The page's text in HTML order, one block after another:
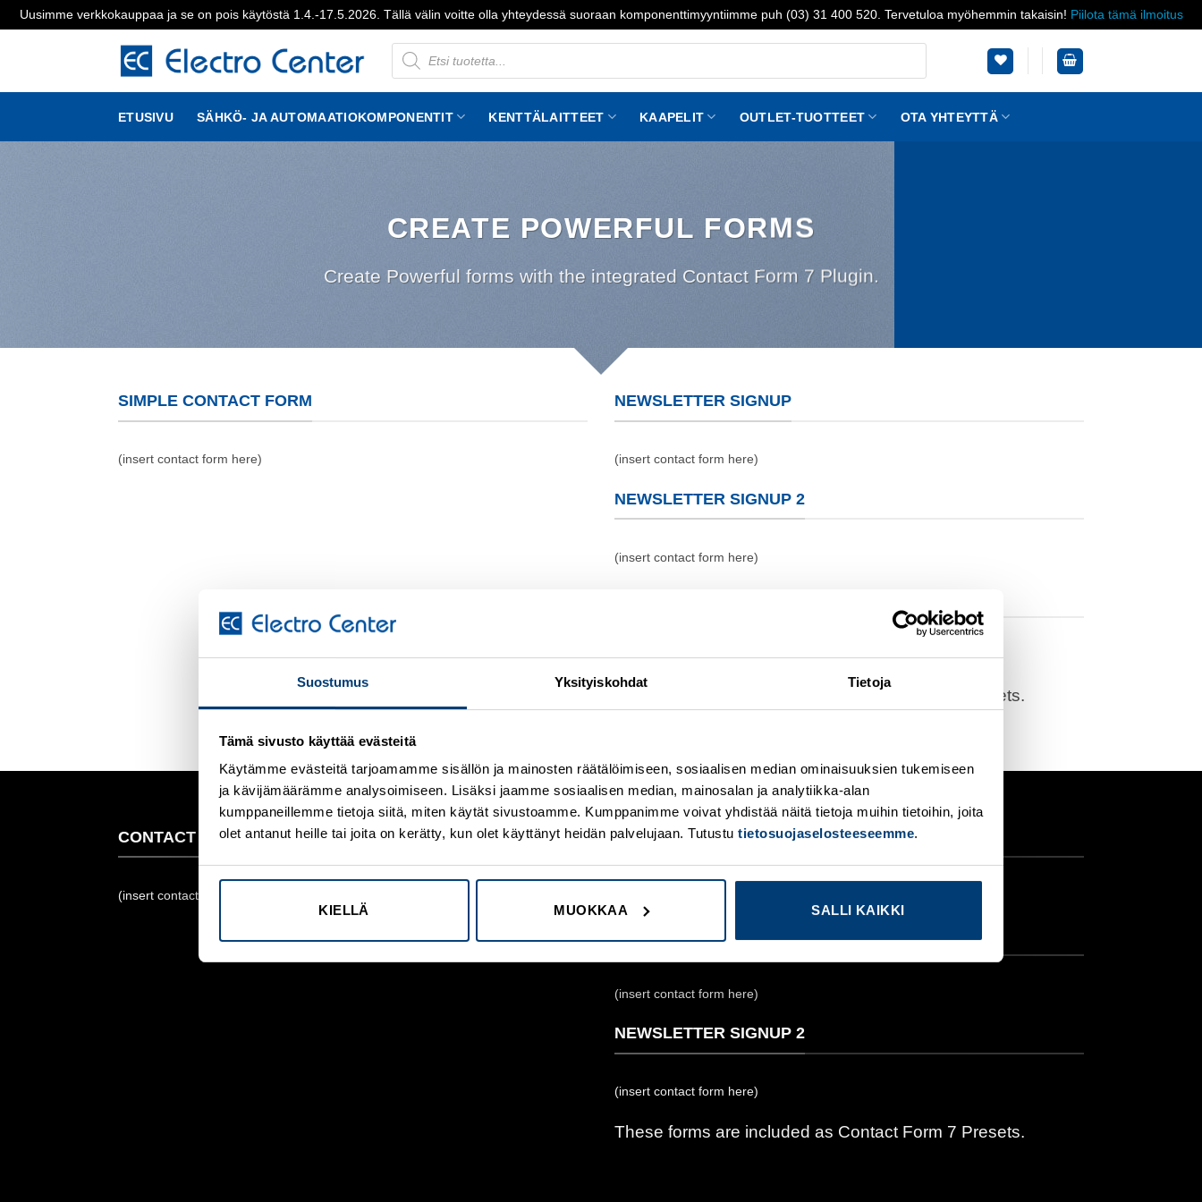
Suostumus Yksityiskohdat Tietoja
Tämä sivusto käyttää evästeitä
Käytämme evästeitä tarjoamamme sisällön ja mainosten räätälöimiseen, sosiaalisen median ominaisuuksien tukemiseen
ja kävijämäärämme analysoimiseen. Lisäksi jaamme sosiaalisen median, mainosalan ja analytiikka-alan
kumppaneillemme tietoja siitä, miten käytät sivustoamme. Kumppanimme voivat yhdistää näitä tietoja muihin tietoihin, joita
olet antanut heille tai joita on kerätty, kun olet käyttänyt heidän palvelujaan. Tutustu tietosuojaselosteeseemme.
KIELLÄ MUOKKAA SALLI KAIKKI
Uusimme verkkokauppaa ja se on pois käytöstä 1.4.-17.5.2026. Tällä välin voitte olla yhteydessä suoraan komponenttimyyntiimme puh (03) 31 400 520. Tervetuloa myöhemmin takaisin! Piilota tämä ilmoitus
Products
search
ETUSIVU SÄHKÖ- JA AUTOMAATIOKOMPONENTIT KENTTÄLAITTEET KAAPELIT OUTLET-TUOTTEET OTA YHTEYTTÄ
CREATE POWERFUL FORMS
Create Powerful forms with the integrated Contact Form 7 Plugin.
SIMPLE CONTACT FORM
(insert contact form here)
NEWSLETTER SIGNUP
(insert contact form here)
NEWSLETTER SIGNUP 2
(insert contact form here)
(insert contact form here)
These forms are included as Contact Form 7 Presets.
CONTACT FORM FLAT
(insert contact form here)
NEWSLETTER SIGNUP
NEWSLETTER SIGNUP 2
(insert contact form here)
NEWSLETTER SIGNUP 2
(insert contact form here)
These forms are included as Contact Form 7 Presets.